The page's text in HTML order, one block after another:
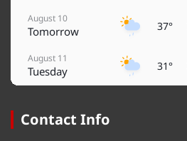
August 10
Tomorrow 37°
August 11
Tuesday 31°
Wednesday
Contact Info